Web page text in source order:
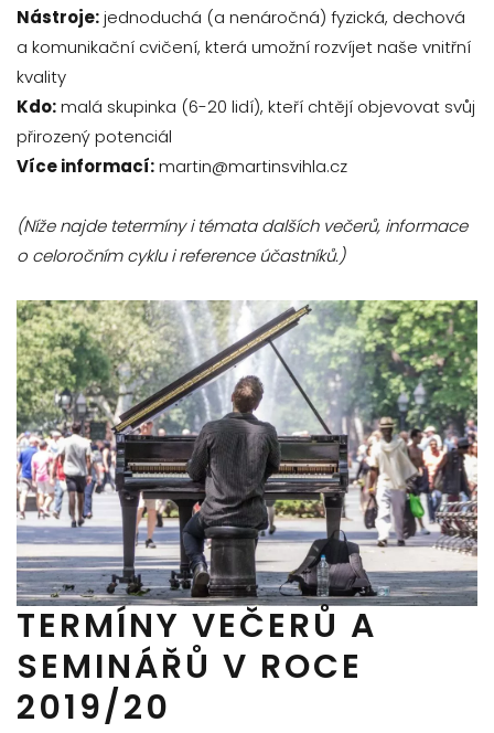
Nástroje:jednoduchá (a nenáročná) fyzická, dechová
a komunikační cvičení, která umožní rozvíjet naše vnitřní
kvality
Kdo:malá skupinka (6-20 lidí), kteří chtějí objevovat svůj
přirozený potenciál
Více informací:martin@martinsvihla.cz
(Níže najde tetermíny i témata dalších večerů, informace
o celoročním cyklu i reference účastníků.)
TERMÍNY VEČERŮ A
SEMINÁŘŮ V ROCE
2019/20